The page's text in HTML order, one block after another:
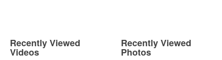
Recently Viewed
Videos
Recently Viewed
Photos